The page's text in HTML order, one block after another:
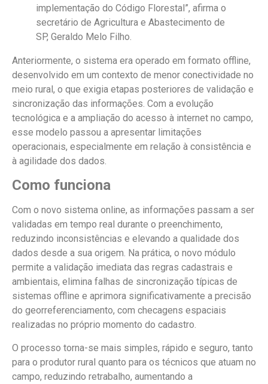
implementação do Código Florestal”, afirma o
secretário de Agricultura e Abastecimento de
SP, Geraldo Melo Filho.
Anteriormente, o sistema era operado em formato offline,
desenvolvido em um contexto de menor conectividade no
meio rural, o que exigia etapas posteriores de validação e
sincronização das informações. Com a evolução
tecnológica e a ampliação do acesso à internet no campo,
esse modelo passou a apresentar limitações
operacionais, especialmente em relação à consistência e
à agilidade dos dados.
Como funciona
Com o novo sistema online, as informações passam a ser
validadas em tempo real durante o preenchimento,
reduzindo inconsistências e elevando a qualidade dos
dados desde a sua origem. Na prática, o novo módulo
permite a validação imediata das regras cadastrais e
ambientais, elimina falhas de sincronização típicas de
sistemas offline e aprimora significativamente a precisão
do georreferenciamento, com checagens espaciais
realizadas no próprio momento do cadastro.
O processo torna-se mais simples, rápido e seguro, tanto
para o produtor rural quanto para os técnicos que atuam no
campo, reduzindo retrabalho, aumentando a